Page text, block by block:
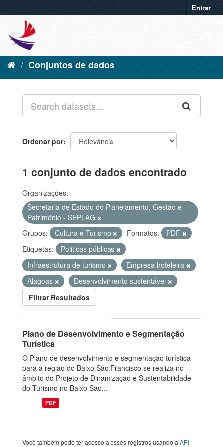
Entrar
Conjuntos de dados
Ordenar por
1 conjunto de dados encontrado
Organizações:
Secretaria de Estado do Planejamento, Gestão e
Patrimônio - SEPLAG
Grupos:
Cultura e Turismo Formatos:
PDF
Etiquetas:
Politicas públicas
Infraestrutura de turismo
Empresa hoteleira
Alagoas
Desenvolvimento sustentável
Filtrar Resultados
Plano de Desenvolvimento e Segmentação
Turística
O Plano de desenvolvimento e segmentação turística
para a região do Baixo São Francisco se realiza no
âmbito do Projeto de Dinamização e Sustentabilidade
do Turismo no Baixo São...
PDF
Você também pode ter acesso a esses registros usando a API